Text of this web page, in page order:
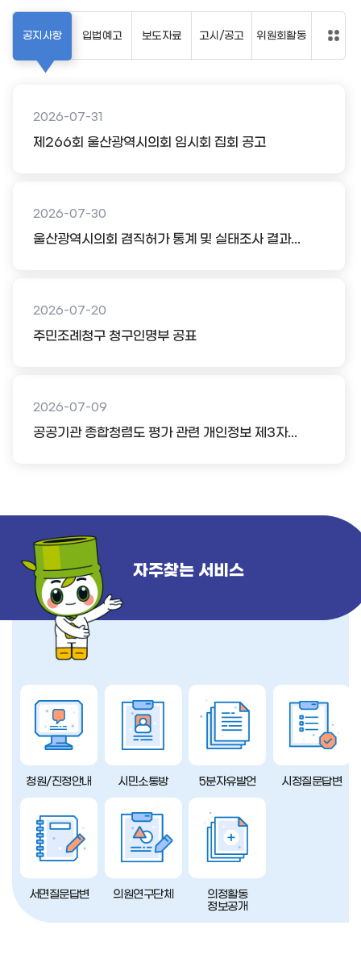
공지사항
2026-07-31
제266회 울산광역시의회 임시회 집회 공고
2026-07-30
울산광역시의회 겸직허가 통계 및 실태조사 결과...
2026-07-20
주민조례청구 청구인명부 공표
2026-07-09
공공기관 종합청렴도 평가 관련 개인정보 제3자...
입법예고 보도자료 고시/공고 위원회활동
자주찾는 서비스
청원/진정안내 시민소통방 5분자유발언 시정질문답변
서면질문답변 의원연구단체
의정활동
정보공개